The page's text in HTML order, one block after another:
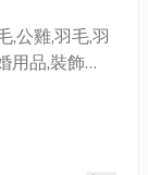
,公雞,羽毛,羽
品,裝飾品,
被,羽毛工房,
,聖誕節,羽
迎參觀展